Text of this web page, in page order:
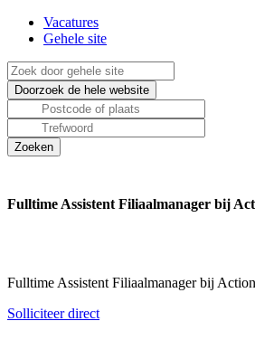
Vacatures
Gehele site
Fulltime Assistent Filiaalmanager bij
Fulltime Assistent Filiaalmanager bij
Solliciteer direct